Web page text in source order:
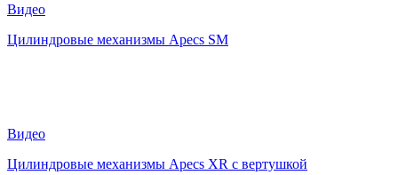
Видео
Цилиндровые механизмы Apecs SM
Видео
Цилиндровые механизмы Apecs XR с вертушкой